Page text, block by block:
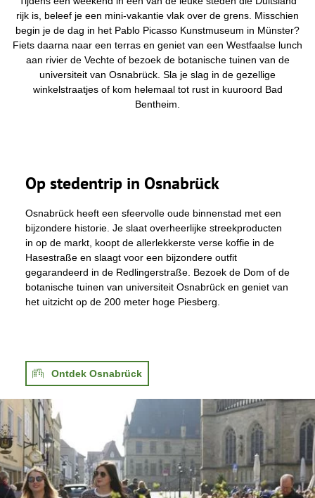
j
e
i
e
r
rijk is, beleef je een mini-vakantie vlak over de grens. Misschien
begin je de dag in het Pablo Picasso Kunstmuseum in Münster?
Fiets daarna naar een terras en geniet van een Westfaalse lunch
aan rivier de Vechte of bezoek de botanische tuinen van de
universiteit van Osnabrück. Sla je slag in de gezellige
winkelstraatjes of kom helemaal tot rust in kuuroord Bad
Bentheim.
Op stedentrip in Osnabrück
Osnabrück heeft een sfeervolle oude binnenstad met een
bijzondere historie. Je slaat overheerlijke streekproducten
in op de markt, koopt de allerlekkerste verse koffie in de
Hasestraße en slaagt voor een bijzondere outfit
gegarandeerd in de Redlingerstraße. Bezoek de Dom of de
botanische tuinen van universiteit Osnabrück en geniet van
het uitzicht op de 200 meter hoge Piesberg.
Ontdek Osnabrück